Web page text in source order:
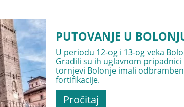
PUTOVANJE U
U periodu 12-og i 13-og veka
Gradili su ih uglavnom
tornjevi Bolonje imali
fortifikacije.
Pročitaj